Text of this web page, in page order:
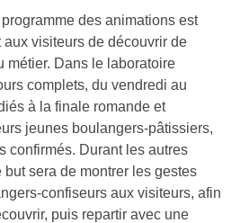
des animations est
aux visiteurs de découvrir de
métier. Dans le laboratoire
complets, du vendredi au
à la finale romande et
jeunes boulangers-pâtissiers,
confirmés. Durant les autres
sera de montrer les gestes
confiseurs aux visiteurs, afin
puis repartir avec une